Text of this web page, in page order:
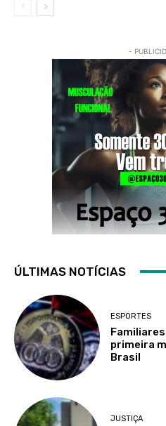
-
ÚLTIMAS NOTÍCIAS
ESPORTES
primeira
Brasil
JUSTIÇA